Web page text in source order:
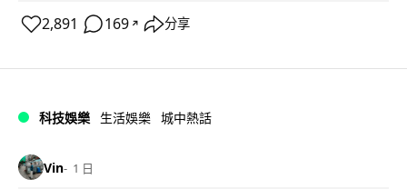
2,891 169 ↗ 分享
科技娛樂 生活娛樂 城中熱話
Vin 1 日